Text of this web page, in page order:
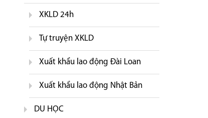
XKLD 24h
Tự truyện XKLD
Xuất khẩu lao động Đài Loan
Xuất khẩu lao động Nhật Bản
DU HỌC